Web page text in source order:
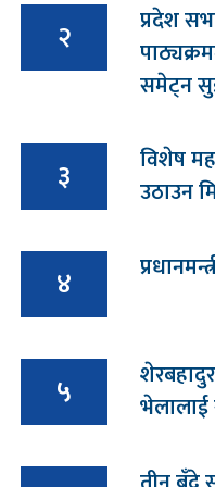
२
प्रदेश
समेट्न
३
विशेष
उठाउन
४
५
भेलालाई